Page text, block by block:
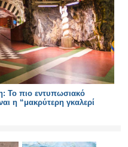
Το πιο εντυπωσιακό
η “μακρύτερη γκαλερί